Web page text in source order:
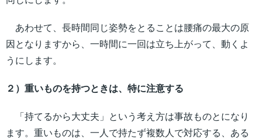
あわせて、長時間同じ姿勢をとることは腰痛の最大の原
因となりますから、一時間に一回は立ち上がって、動くよ
うにします。
２）重いものを持つときは、特に注意する
「持てるから大丈夫」という考え方は事故ものとになり
ます。重いものは、一人で持たず複数人で対応する、ある